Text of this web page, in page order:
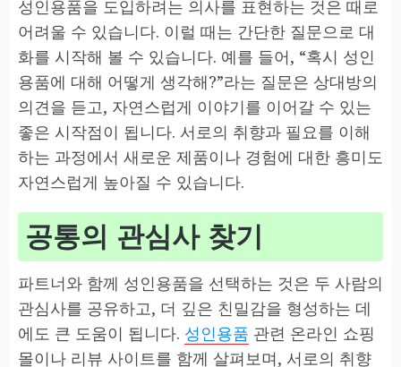
성인용품을 도입하려는 의사를 표현하는 것은 때로
어려울 수 있습니다. 이럴 때는 간단한 질문으로 대
화를 시작해 볼 수 있습니다. 예를 들어, “혹시 성인
용품에 대해 어떻게 생각해?”라는 질문은 상대방의
의견을 듣고, 자연스럽게 이야기를 이어갈 수 있는
좋은 시작점이 됩니다. 서로의 취향과 필요를 이해
하는 과정에서 새로운 제품이나 경험에 대한 흥미도
자연스럽게 높아질 수 있습니다.
공통의 관심사 찾기
파트너와 함께 성인용품을 선택하는 것은 두 사람의
관심사를 공유하고, 더 깊은 친밀감을 형성하는 데
에도 큰 도움이 됩니다. 성인용품 관련 온라인 쇼핑
몰이나 리뷰 사이트를 함께 살펴보며, 서로의 취향